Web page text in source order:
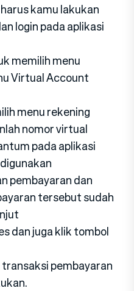
kamu lakukan
login pada aplikasi
memilih menu
Virtual Account
menu rekening
nomor virtual
pada aplikasi
pembayaran dan
tersebut sudah
dan juga klik tombol
pembayaran